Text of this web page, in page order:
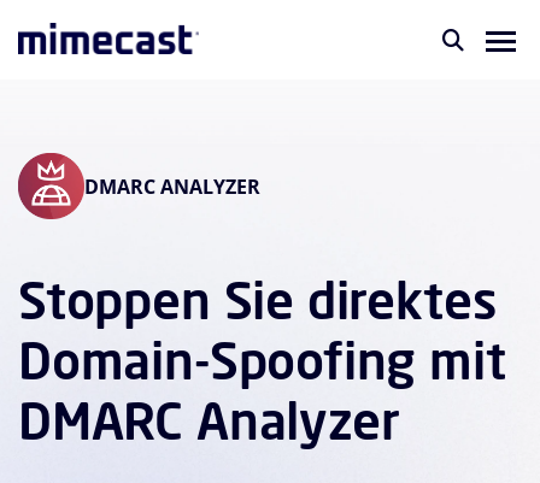
DMARC ANALYZER
Stoppen Sie direktes
Domain-Spoofing mit
DMARC Analyzer